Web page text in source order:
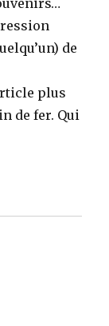
de
plus
de fer. Qui